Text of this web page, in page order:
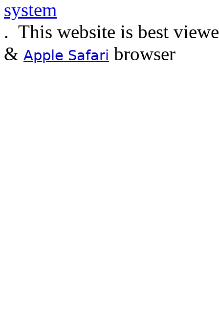
. This website is best
& Apple Safari browser